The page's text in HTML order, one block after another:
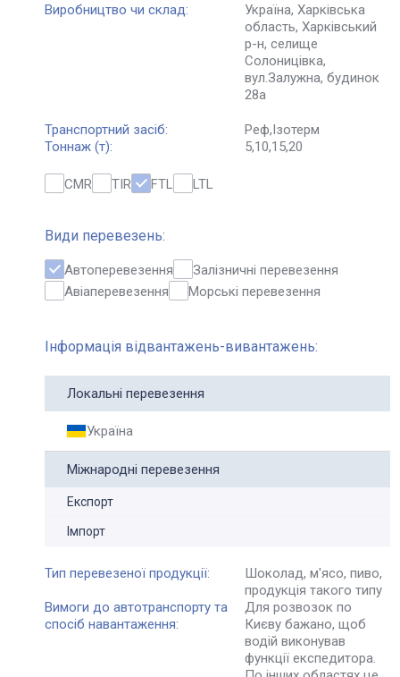
Виробництво чи склад:
Україна, Харківська
область, Харківський
р-н, селище
Солоницівка,
вул.Залужна, будинок
28а
Транспортний засіб: Реф Ізотерм
Тоннаж (т):
5 10 15 20
CMR TIR FTL LTL
Види перевезень:
Автоперевезення
Залізничні перевезення
Авіаперевезення
Морські перевезення
Інформація відвантажень-вивантажень:
Локальні перевезення
Україна
Міжнародні перевезення
Експорт
Імпорт
Тип перевезеної продукції:
Шоколад, м'ясо, пиво,
продукція такого типу
Вимоги до автотранспорту та
спосіб навантаження:
Для розвозок по
Києву бажано, щоб
водій виконував
функції експедитора.